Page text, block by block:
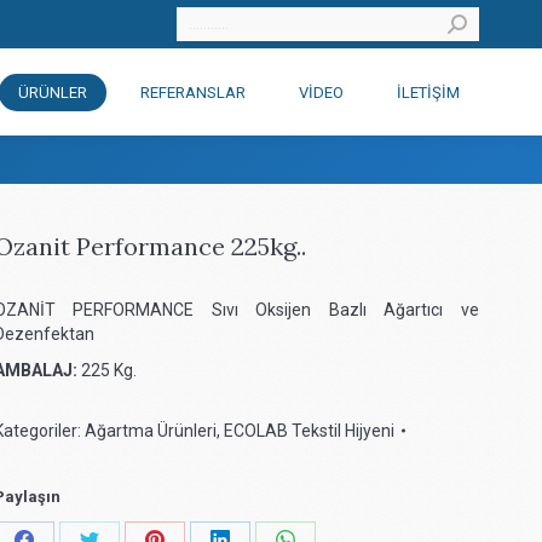
ÜRÜNLER REFERANSLAR VIDEO İLETIŞIM
Performance 225kg..
PERFORMANCE Sıvı Oksijen Bazlı Ağartıcı ve
225 Kg.
Ağartma Ürünleri, ECOLAB Tekstil Hijyeni